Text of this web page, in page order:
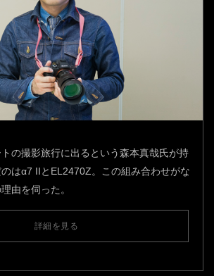
の撮影旅行に出るという森本真哉氏が持
はα7 IIとEL2470Z。この組み合わせがな
由を伺った。
詳細を見る